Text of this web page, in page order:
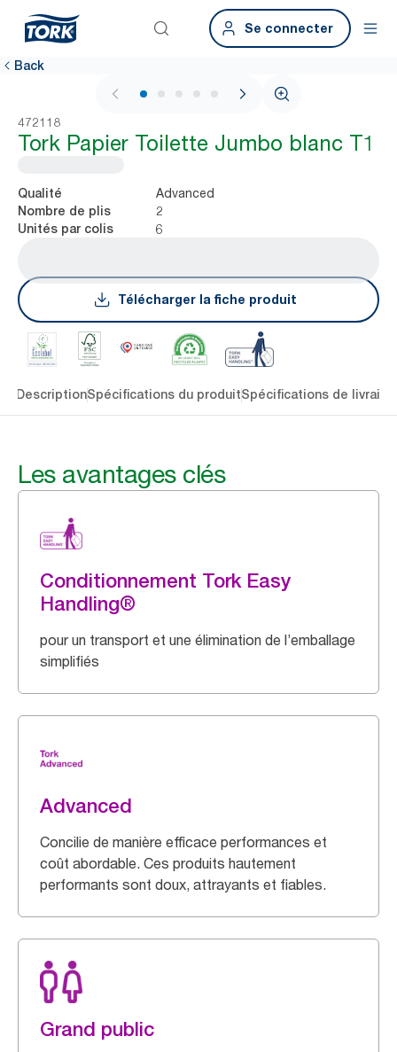
Se connecter
Back
1 / 6
472118
Tork Papier Toilette Jumbo blanc T1
Qualité Advanced
Nombre de plis 2
Unités par colis 6
Télécharger la fiche produit
DescriptionSpécifications du produitSpécifications de
Les avantages clés
Conditionnement Tork Easy
Handling®
pour un transport et une élimination de l’emballage
simplifiés
Advanced
Concilie de manière efficace performances et
coût abordable. Ces produits hautement
performants sont doux, attrayants et fiables.
Grand public